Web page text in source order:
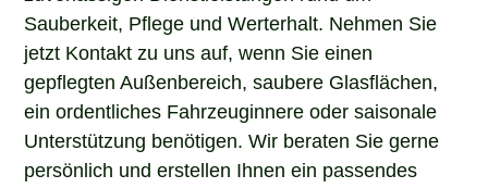
Sauberkeit, Pflege und Werterhalt. Nehmen Sie
jetzt Kontakt zu uns auf, wenn Sie einen
gepflegten Außenbereich, saubere Glasflächen,
ein ordentliches Fahrzeuginnere oder saisonale
Unterstützung benötigen. Wir beraten Sie gerne
persönlich und erstellen Ihnen ein passendes